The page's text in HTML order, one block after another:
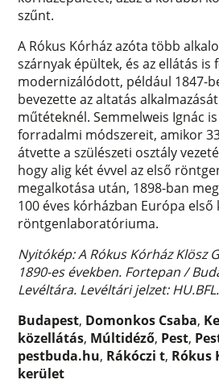
szűnt.
A Rókus Kórház azóta több
szárnyak épültek, és az ellátás is
modernizálódott, például 1847-
bevezette az altatás
műtéteknél. Semmelweis Ignác
forradalmi módszereit, amikor
átvette a szülészeti osztály
hogy alig két évvel az első
megalkotása után, 1898-ban
100 éves kórházban Európa első
röntgenlaboratóriuma.
Nyitókép: A Rókus Kórház Klösz
1890-es években. Fortepan /
Levéltára. Levéltári jelzet:
Budapest, Domonkos Csaba,
közellátás, Múltidéző, Pest,
pestbuda.hu, Rákóczi t, Rókus
kerület